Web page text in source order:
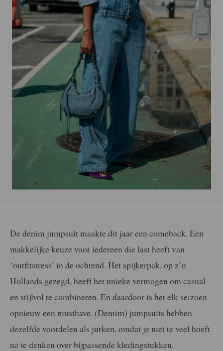
De denim jumpsuit maakte dit jaar een comeback. Een
makkelijke keuze voor iedereen die last heeft van
‘outfitstress’ in de ochtend. Het spijkerpak, op z’n
Hollands gezegd, heeft het unieke vermogen om casual
en stijlvol te combineren. En daardoor is het elk seizoen
opnieuw een musthave. (Demim) jumpsuits hebben
dezelfde voordelen als jurken, omdat je niet te veel hoeft
na te denken over bijpassende kledingstukken.